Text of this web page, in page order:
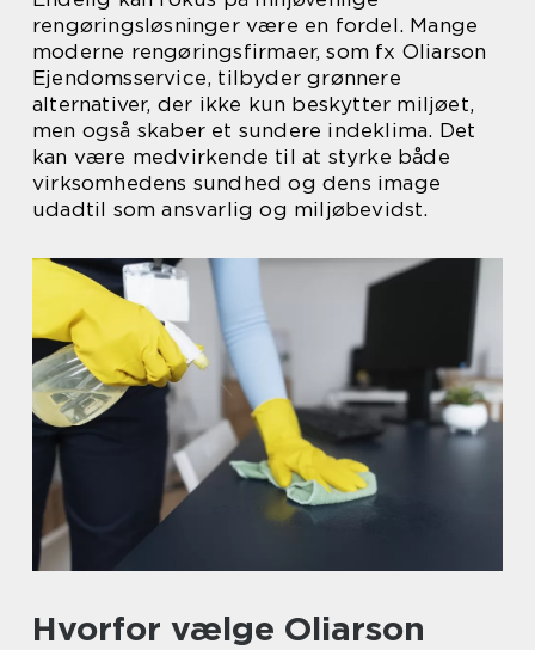
rengøringsløsninger være en fordel. Mange
moderne rengøringsfirmaer, som fx Oliarson
Ejendomsservice, tilbyder grønnere
alternativer, der ikke kun beskytter miljøet,
men også skaber et sundere indeklima. Det
kan være medvirkende til at styrke både
virksomhedens sundhed og dens image
udadtil som ansvarlig og miljøbevidst.
Hvorfor vælge Oliarson